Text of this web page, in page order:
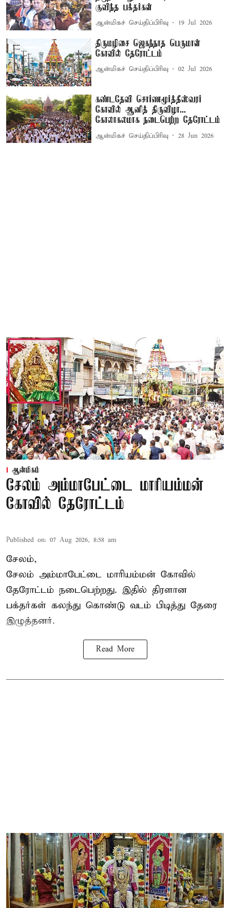
குவிந்த பக்தர்கள்
ஆன்மிகச் செய்திப்பிரிவு 19 Jul 2026
திருமழிசை ஜெகந்நாத பெருமாள்
கோவில் தேரோட்டம்
ஆன்மிகச் செய்திப்பிரிவு 02 Jul 2026
கண்டதேவி சொர்ணமூர்த்தீஸ்வரர்
கோவில் ஆனித் திருவிழா...
கோலாகலமாக நடைபெற்ற தேரோட்டம்
ஆன்மிகச் செய்திப்பிரிவு 28 Jun 2026
ஆன்மிகம்
சேலம் அம்மாபேட்டை மாரியம்மன்
கோவில் தேரோட்டம்
Published on: 07 Aug 2026, 8:58 am
சேலம்,
சேலம் அம்மாபேட்டை மாரியம்மன் கோவில்
தேரோட்டம் நடைபெற்றது. இதில் திரளான
பக்தர்கள் கலந்து கொண்டு வடம் பிடித்து தேரை
இழுத்தனர்.
Read More